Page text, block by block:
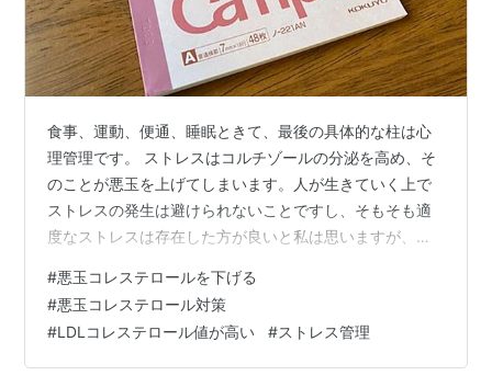
食事、運動、便通、睡眠ときて、最後の具体的な柱は心
理管理です。 ストレスはコルチゾールの分泌を高め、そ
のことが悪玉を上げてしまいます。人が生きていく上で
ストレスの発生は避けられないことですし、そもそも適
度なストレスは存在した方が良いと私は思いますが、そ
ますし、悪玉にとってもそれは例外ではありません。 心
理管理は、悪玉対策の各柱の中でもっとも難しい項目で
はあると思います。心理管理といっても、心理特有の個
別的な工夫や対策もありますが、食事や運動等の他の柱
#悪玉コレステロールを下げる
#悪玉コレステロール対策
#LDLコレステロール値が高い #ストレス管理